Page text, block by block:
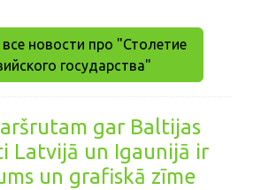
новости про "Столетие
государства"
gar Baltijas
Latvijā un Igaunijā ir
un grafiskā zīme